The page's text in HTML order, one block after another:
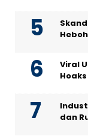
Viral
dan